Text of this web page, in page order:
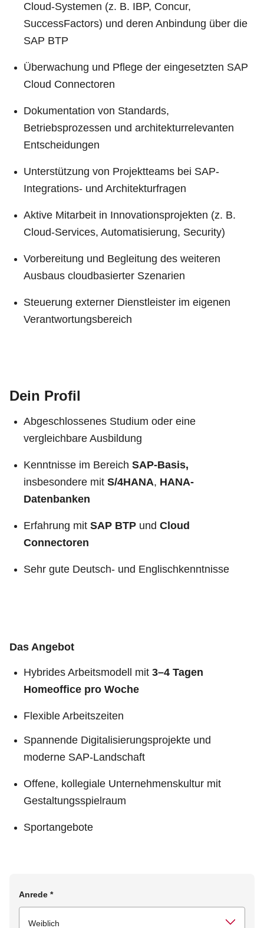
Cloud-Systemen (z. B. IBP, Concur,
SuccessFactors) und deren Anbindung über die
SAP BTP
Überwachung und Pflege der eingesetzten SAP
Cloud Connectoren
Dokumentation von Standards,
Betriebsprozessen und architekturrelevanten
Entscheidungen
Unterstützung von Projektteams bei SAP-
Integrations- und Architekturfragen
Aktive Mitarbeit in Innovationsprojekten (z. B.
Cloud-Services, Automatisierung, Security)
Vorbereitung und Begleitung des weiteren
Ausbaus cloudbasierter Szenarien
Steuerung externer Dienstleister im eigenen
Verantwortungsbereich
Dein Profil
Abgeschlossenes Studium oder eine
vergleichbare Ausbildung
Kenntnisse im Bereich SAP-Basis,
insbesondere mit S/4HANA, HANA-
Datenbanken
Erfahrung mit SAP BTP und Cloud
Connectoren
Sehr gute Deutsch- und Englischkenntnisse
Das Angebot
Hybrides Arbeitsmodell mit 3–4 Tagen
Homeoffice pro Woche
Flexible Arbeitszeiten
Spannende Digitalisierungsprojekte und
moderne SAP-Landschaft
Offene, kollegiale Unternehmenskultur mit
Gestaltungsspielraum
Sportangebote
Anrede *